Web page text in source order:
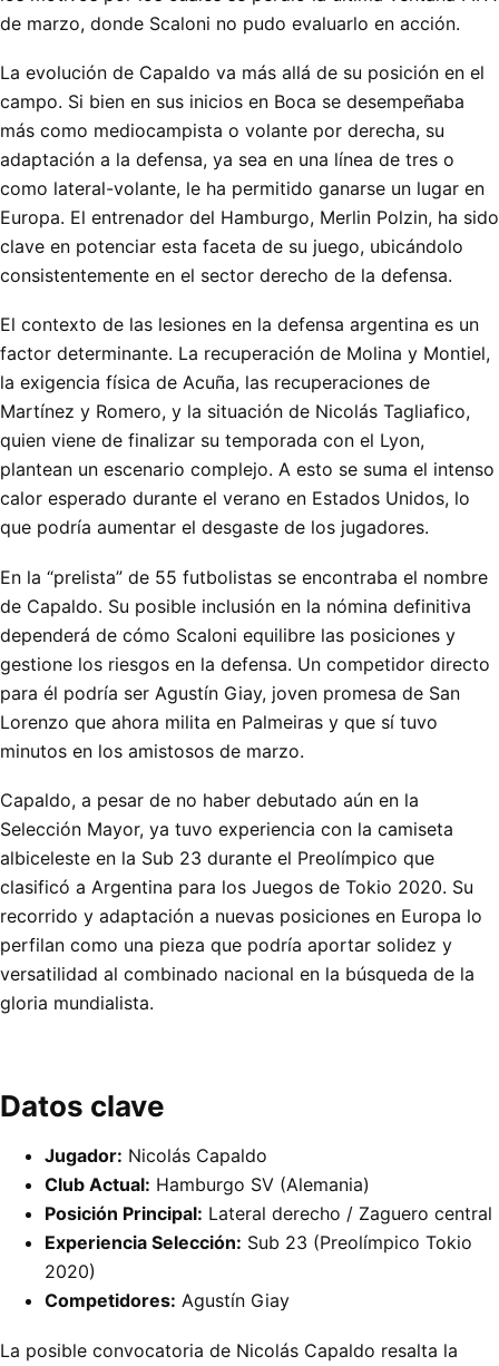
de marzo, donde Scaloni no pudo evaluarlo en acción.
La evolución de Capaldo va más allá de su posición en el
campo. Si bien en sus inicios en Boca se desempeñaba
más como mediocampista o volante por derecha, su
adaptación a la defensa, ya sea en una línea de tres o
como lateral-volante, le ha permitido ganarse un lugar en
Europa. El entrenador del Hamburgo, Merlin Polzin, ha sido
clave en potenciar esta faceta de su juego, ubicándolo
consistentemente en el sector derecho de la defensa.
El contexto de las lesiones en la defensa argentina es un
factor determinante. La recuperación de Molina y Montiel,
la exigencia física de Acuña, las recuperaciones de
Martínez y Romero, y la situación de Nicolás Tagliafico,
quien viene de finalizar su temporada con el Lyon,
plantean un escenario complejo. A esto se suma el intenso
calor esperado durante el verano en Estados Unidos, lo
que podría aumentar el desgaste de los jugadores.
En la “prelista” de 55 futbolistas se encontraba el nombre
de Capaldo. Su posible inclusión en la nómina definitiva
dependerá de cómo Scaloni equilibre las posiciones y
gestione los riesgos en la defensa. Un competidor directo
para él podría ser Agustín Giay, joven promesa de San
Lorenzo que ahora milita en Palmeiras y que sí tuvo
minutos en los amistosos de marzo.
Capaldo, a pesar de no haber debutado aún en la
Selección Mayor, ya tuvo experiencia con la camiseta
albiceleste en la Sub 23 durante el Preolímpico que
clasificó a Argentina para los Juegos de Tokio 2020. Su
recorrido y adaptación a nuevas posiciones en Europa lo
perfilan como una pieza que podría aportar solidez y
versatilidad al combinado nacional en la búsqueda de la
gloria mundialista.
Datos clave
Jugador: Nicolás Capaldo
Club Actual: Hamburgo SV (Alemania)
Posición Principal: Lateral derecho / Zaguero central
Experiencia Selección: Sub 23 (Preolímpico Tokio
2020)
Competidores: Agustín Giay
La posible convocatoria de Nicolás Capaldo resalta la